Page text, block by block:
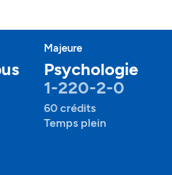
Majeure
Psychologie
1-220-2-0
60 crédits
Temps plein